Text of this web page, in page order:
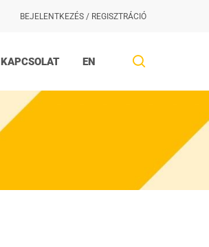
BEJELENTKEZÉS / REGISZTRÁCIÓ
KAPCSOLAT EN